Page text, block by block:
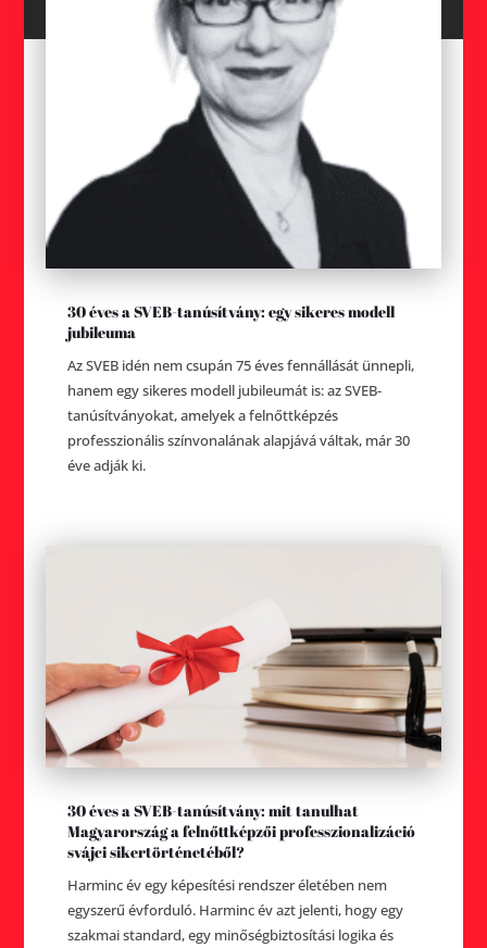
30 éves a SVEB-tanúsítvány: egy sikeres modell
jubileuma
Az SVEB idén nem csupán 75 éves fennállását ünnepli,
hanem egy sikeres modell jubileumát is: az SVEB-
tanúsítványokat, amelyek a felnőttképzés
professzionális színvonalának alapjává váltak, már 30
éve adják ki.
30 éves a SVEB-tanúsítvány: mit tanulhat
Magyarország a felnőttképzői professzionalizáció
svájci sikertörténetéből?
Harminc év egy képesítési rendszer életében nem
egyszerű évforduló. Harminc év azt jelenti, hogy egy
szakmai standard, egy minőségbiztosítási logika és